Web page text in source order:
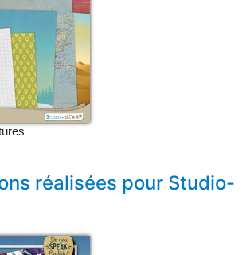
réalisées pour Studio-